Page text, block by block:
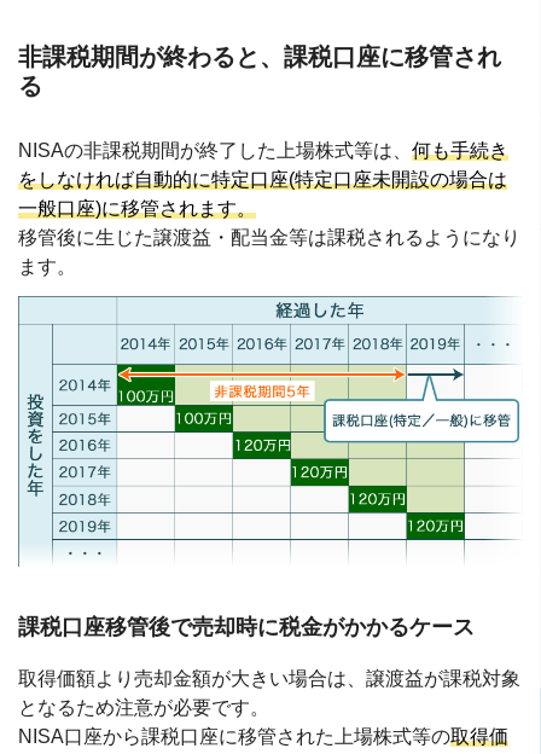
非課税期間が終わると、課税口座に移管され
る
NISAの非課税期間が終了した上場株式等は、 何も手続き
をしなければ自動的に特定口座(特定口座未開設の場合は
一般口座)に移管されます。
移管後に生じた譲渡益・配当金等は課税されるようになり
ます。
課税口座移管後で売却時に税金がかかるケース
取得価額より売却金額が大きい場合は、譲渡益が課税対象
となるため注意が必要です。
NISA口座から課税口座に移管された上場株式等の取得価